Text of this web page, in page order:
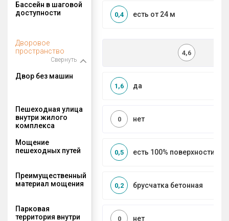
Бассейн в шаговой
доступности
есть от 24 м
0,4
Дворовое
пространство
Свернуть
4,6
Двор без машин
да
1,6
Пешеходная улица
внутри жилого
комплекса
нет
0
Мощение
пешеходных путей
есть 100% поверхности
0,5
Преимущественный
материал мощения
брусчатка бетонная
0,2
Парковая
территория внутри
нет
0